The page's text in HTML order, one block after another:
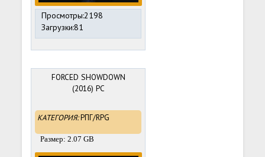
Просмотры:2198
Загрузки:81
FORCED SHOWDOWN
(2016) PC
КАТЕГОРИЯ:РПГ/RPG
Размер: 2.07 GB